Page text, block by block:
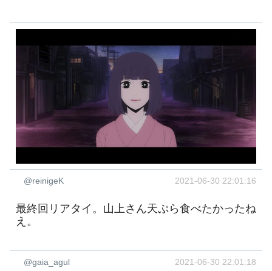
@reinigeK 2021-06-30 22:01:16
最終回リアタイ。山上さん天ぷら食べたかったね
え。
@gaia_agul 2021-06-30 22:01:18